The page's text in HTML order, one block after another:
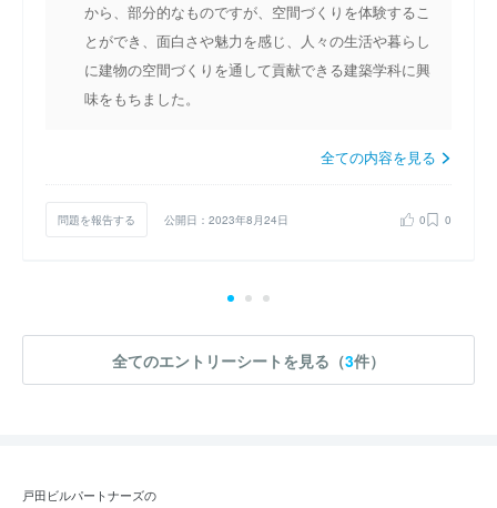
から、部分的なものですが、空間づくりを体験するこ
とができ、面白さや魅力を感じ、人々の生活や暮らし
に建物の空間づくりを通して貢献できる建築学科に興
味をもちました。
全ての内容を見る
問題を報告する 公開日：2023年8月24日 0 0
全てのエントリーシートを見る（3件）
戸田ビルパートナーズの